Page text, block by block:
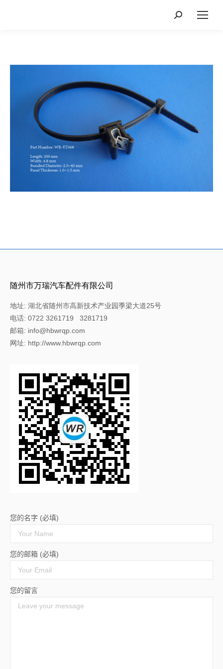
Search:
随州市万瑞汽车配件有限公司
地址: 湖北省随州市高新技术产业园季梁大道25号
电话: 0722 3261719 3281719
邮箱: info@hbwrqp.com
网址: http://www.hbwrqp.com
您的名字 (必填)
您的邮箱 (必填)
您的留言